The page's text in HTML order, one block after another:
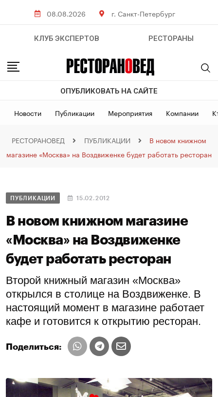
08.08.2026 г. Санкт-Петербург
КЛУБ ЭКСПЕРТОВ РЕСТОРАНЫ
ОПУБЛИКОВАТЬ НА САЙТЕ
Новости Публикации Мероприятия Компании
РЕСТОРАНОВЕД ПУБЛИКАЦИИ
В новом книжном
магазине «Москва» на Воздвиженке будет работать ресторан
ПУБЛИКАЦИИ 15.02.2012
В новом книжном магазине
«Москва» на Воздвиженке
будет работать ресторан
Второй книжный магазин «Москва»
открылся в столице на Воздвиженке. В
настоящий момент в магазине работает
кафе и готовится к открытию ресторан.
Поделиться: